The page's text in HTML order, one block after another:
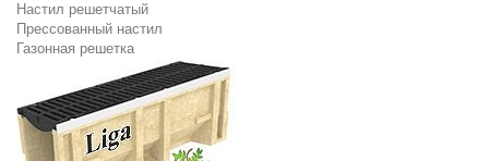
Настил решетчатый
Прессованный настил
Газонная решетка